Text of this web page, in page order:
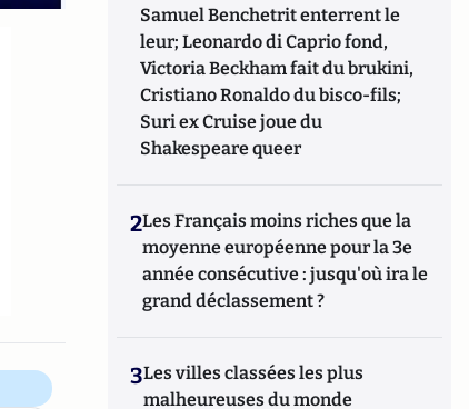
Samuel Benchetrit enterrent le
leur; Leonardo di Caprio fond,
Victoria Beckham fait du brukini,
Cristiano Ronaldo du bisco-fils;
Suri ex Cruise joue du
Shakespeare queer
2Les Français moins riches que la
moyenne européenne pour la 3e
année consécutive : jusqu'où ira le
grand déclassement ?
3Les villes classées les plus
malheureuses du monde